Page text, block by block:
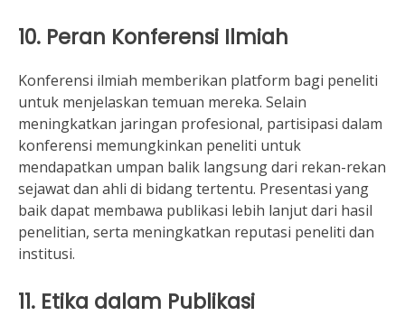
10. Peran Konferensi Ilmiah
Konferensi ilmiah memberikan platform bagi peneliti
untuk menjelaskan temuan mereka. Selain
meningkatkan jaringan profesional, partisipasi dalam
konferensi memungkinkan peneliti untuk
mendapatkan umpan balik langsung dari rekan-rekan
sejawat dan ahli di bidang tertentu. Presentasi yang
baik dapat membawa publikasi lebih lanjut dari hasil
penelitian, serta meningkatkan reputasi peneliti dan
institusi.
11. Etika dalam Publikasi